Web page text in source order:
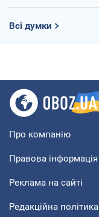
Всі думки
Про компанію
Правова інформація
Реклама на сайті
Редакційна політика